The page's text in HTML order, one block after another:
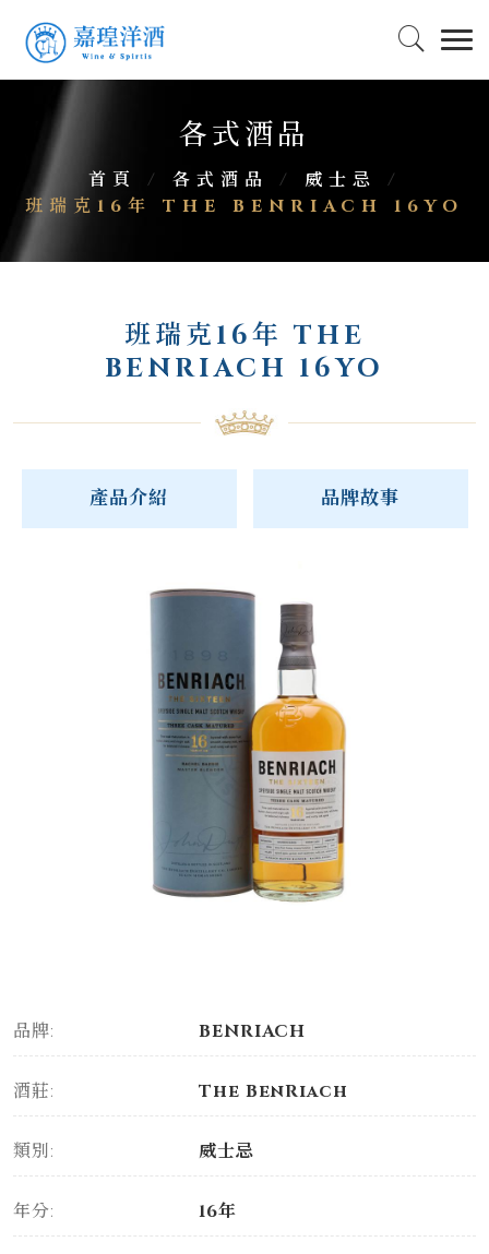
各式酒品
首頁 / 各式酒品 / 威士忌
/
班瑞克16年 THE BENRIACH 16YO
班瑞克16年 THE
BENRIACH 16YO
產品介紹 品牌故事
品牌: BENRIACH
酒莊: The BenRiach
類別: 威士忌
年分: 16年